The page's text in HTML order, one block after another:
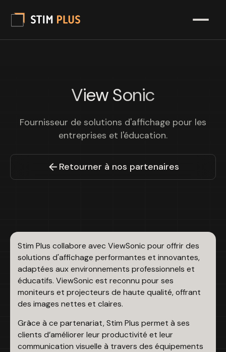
View Sonic
Fournisseur de solutions d'affichage pour les
entreprises et l'éducation.
Retourner à nos partenaires
Stim Plus collabore avec ViewSonic pour offrir des
solutions d'affichage performantes et innovantes,
adaptées aux environnements professionnels et
éducatifs. ViewSonic est reconnu pour ses
moniteurs et projecteurs de haute qualité, offrant
des images nettes et claires.
Grâce à ce partenariat, Stim Plus permet à ses
clients d’améliorer leur productivité et leur
communication visuelle à travers des équipements